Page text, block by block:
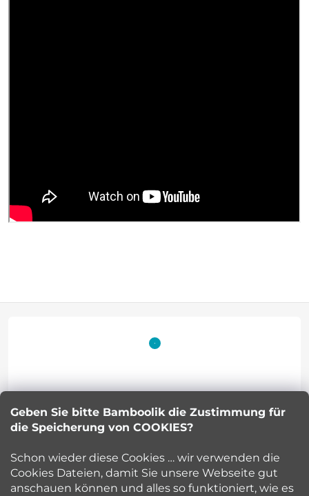
Geben Sie bitte Bamboolik die Zustimmung für
die Speicherung von COOKIES?
Schon wieder diese Cookies … wir verwenden die
Cookies Dateien, damit Sie unsere Webseite gut
anschauen können und alles so funktioniert, wie es
ß
z
e
Petra Kuncova